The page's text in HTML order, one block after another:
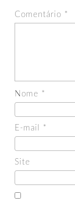
Comentário *
Nome *
E-mail *
Site